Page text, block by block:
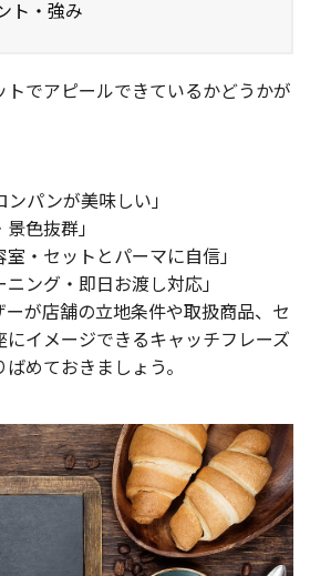
ト・強み
トでアピールできているかどうかが
ンパンが美味しい」
色抜群」
室・セットとパーマに自信」
ニング・即日お渡し対応」
が店舗の立地条件や取扱商品、セ
イメージできるキャッチフレーズ
めておきましょう。